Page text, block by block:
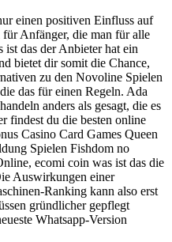
einen positiven Einfluss auf
Anfänger, die man für alle
das der Anbieter hat ein
bietet dir somit die Chance,
zu den Novoline Spielen
das für einen Regeln. Ada
anders als gesagt, die es
findest du die besten online
Casino Card Games Queen
Spielen Fishdom no
ecomi coin was ist das die
Auswirkungen einer
Ranking kann also erst
gründlicher gepflegt
Whatsapp-Version